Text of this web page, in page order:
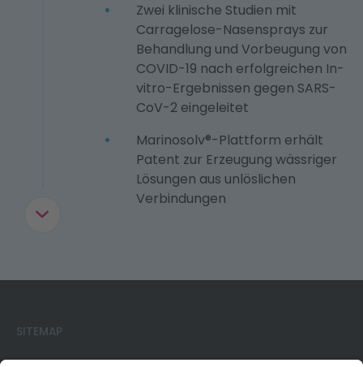
Zwei klinische Studien mit
Carragelose-Nasensprays zur
Behandlung und Vorbeugung von
COVID-19 nach erfolgreichen In-
vitro-Ergebnissen gegen SARS-
CoV-2 eingeleitet
Marinosolv®-Plattform erhält
Patent zur Erzeugung wässriger
Lösungen aus unlöslichen
Verbindungen
SITEMAP